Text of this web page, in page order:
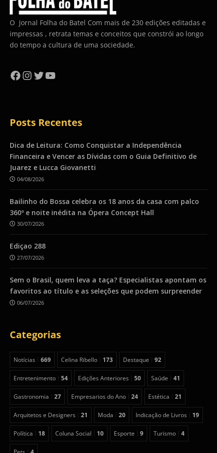
O Jornal Folha do Batel Com mais de 230 edições editadas e
impressas , retrata temas e conceitos que constrói ao longo
do tempo a cultura de uma sociedade.
Facebook
Instagram
Twitter
YouTube
Posts Recentes
Dica de Leitura: Como Conquistar a Independência
Financeira e Vencer as Dívidas com o Guia Definitivo de
Juarez e Lucca Giovanetti
04/08/2026
Bailinho do Bossa celebra os 18 anos da casa com palco
360º e noite inédita na Ópera Concept Hall
30/07/2026
Ediçao 288
27/07/2026
Sem o Brasil, quem leva a taça? Especialistas apontam os
favoritos ao título e as seleções que podem surpreender
06/07/2026
Categorias
Notícias 669 Celina Ribello 173 Destaque 92
Entretenimento 54 Edições Anteriores 50 Saúde 41
Gastronomia 27 Empresarios do Ano 24 Estética 21
Arquitetos e Designers 21 Moda 20 Indicação de Livros 19
Política 18 Coluna Social 10 Esporte 9 Turismo 4